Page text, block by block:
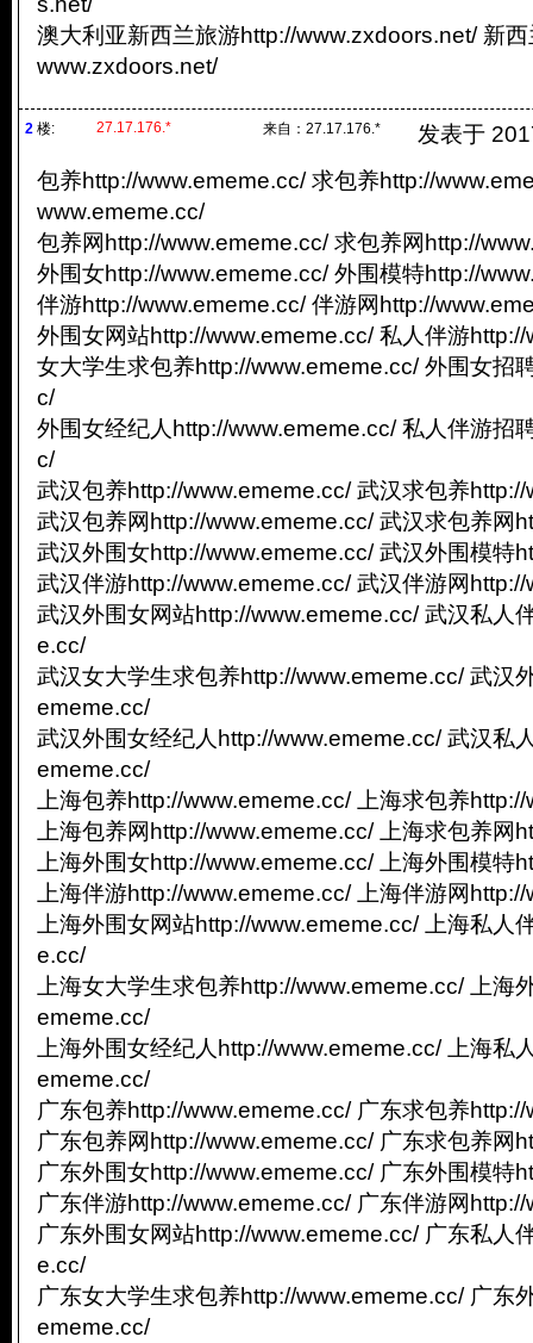
澳大利亚新西兰旅游http://www.zxdoors.net/ 新
www.zxdoors.net/
2 楼: 27.17.176.* 来自： 27.17.176.*
发表于
包养http://www.ememe.cc/ 求包养http://
www.ememe.cc/
包养网http://www.ememe.cc/ 求包养网http://
外围女http://www.ememe.cc/ 外围模特http://
伴游http://www.ememe.cc/ 伴游网http://
外围女网站http://www.ememe.cc/ 私人伴游
女大学生求包养http://www.ememe.cc/ 外围女招
c/
外围女经纪人http://www.ememe.cc/ 私人伴游招
c/
武汉包养http://www.ememe.cc/ 武汉求包养
武汉包养网http://www.ememe.cc/ 武汉求包养网
武汉外围女http://www.ememe.cc/ 武汉外围模特
武汉伴游http://www.ememe.cc/ 武汉伴游网
武汉外围女网站http://www.ememe.cc/ 武汉私人
e.cc/
武汉女大学生求包养http://www.ememe.cc/ 武汉
ememe.cc/
武汉外围女经纪人http://www.ememe.cc/ 武汉私
ememe.cc/
上海包养http://www.ememe.cc/ 上海求包养
上海包养网http://www.ememe.cc/ 上海求包养网
上海外围女http://www.ememe.cc/ 上海外围模特
上海伴游http://www.ememe.cc/ 上海伴游网
上海外围女网站http://www.ememe.cc/ 上海私人
e.cc/
上海女大学生求包养http://www.ememe.cc/ 上海
ememe.cc/
上海外围女经纪人http://www.ememe.cc/ 上海私
ememe.cc/
广东包养http://www.ememe.cc/ 广东求包养
广东包养网http://www.ememe.cc/ 广东求包养网
广东外围女http://www.ememe.cc/ 广东外围模特
广东伴游http://www.ememe.cc/ 广东伴游网
广东外围女网站http://www.ememe.cc/ 广东私人
e.cc/
广东女大学生求包养http://www.ememe.cc/ 广东
ememe.cc/